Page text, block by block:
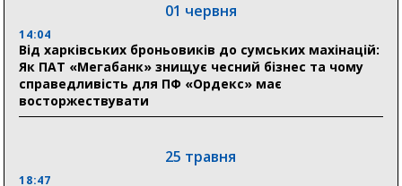
Ніколаєнко: у Сумах погодили 115 компенсацій на
відновлення житла майже на 6,6 млн грн
Сумщини пояснив, як отримати допомогу на зиму
01 червня
14:04
Від харківських броньовиків до сумських махінацій:
Як ПАТ «Мегабанк» знищує чесний бізнес та чому
справедливість для ПФ «Ордекс» має
восторжествувати
25 травня
18:47